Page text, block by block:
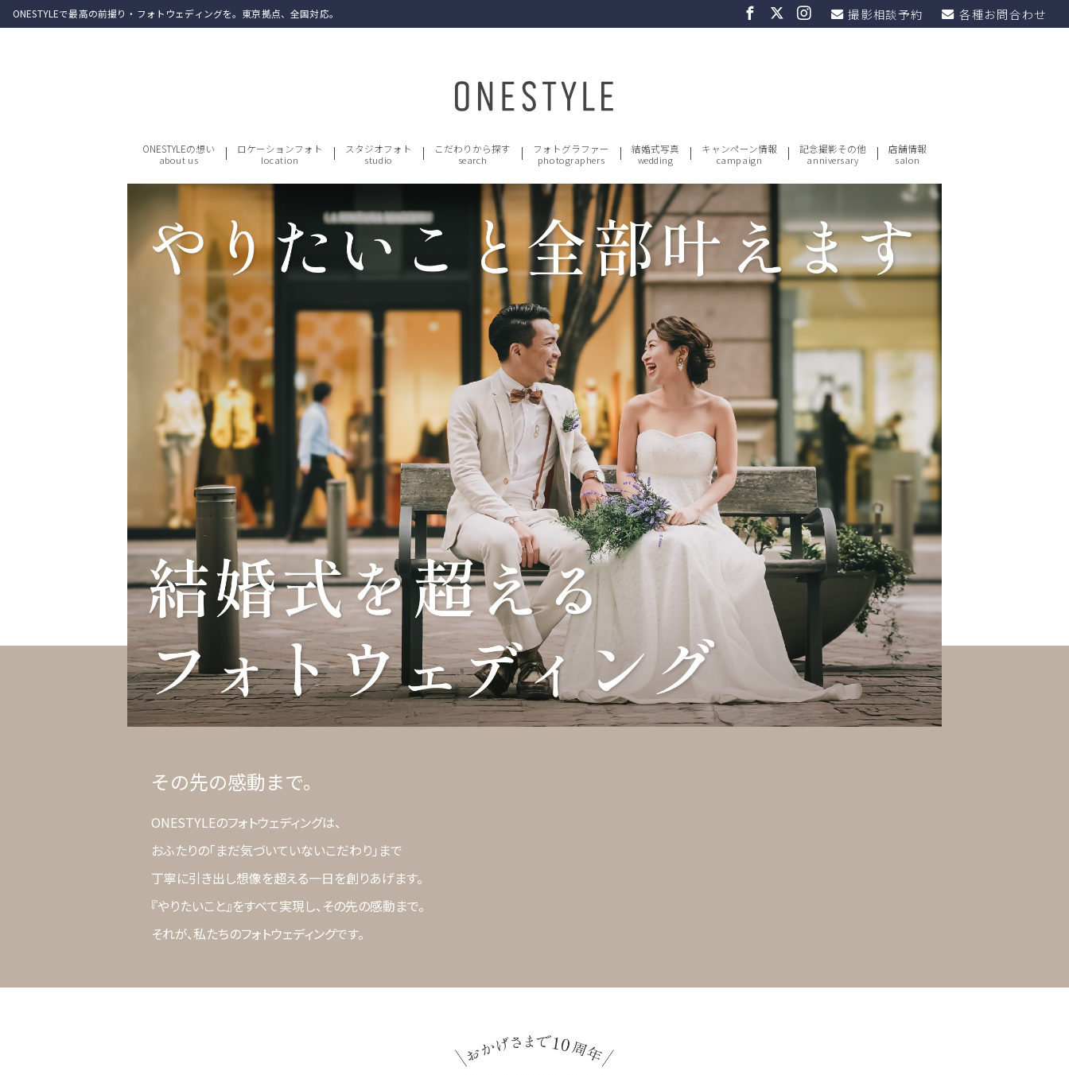
ONESTYLEで最高の前撮り・フォトウェディングを。東京拠点、全国対応。 撮影相談予約 各種お問合わせ
ONESTYLEの想い
about us
ロケーションフォト
location
スタジオフォト
studio
こだわりから探す
search
フォトグラファー
photographers
結婚式写真
wedding
キャンペーン情報
campaign
記念撮影その他
anniversary
店舗情報
salon
その先の感動まで。
ONESTYLEのフォトウェディングは、
おふたりの「まだ気づいていないこだわり」まで
丁寧に引き出し想像を超える一日を創りあげます。
『やりたいこと』をすべて実現し、その先の感動まで。
それが、私たちのフォトウェディングです。